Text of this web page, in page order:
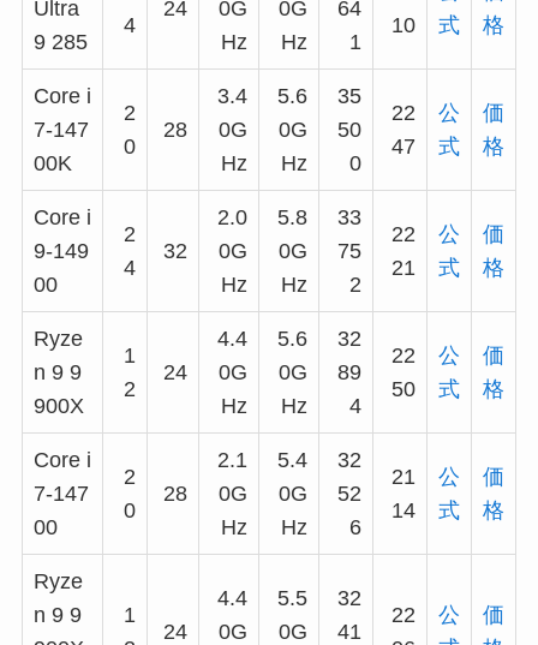
Ultra
9 285
4
24
0G
Hz
0G
Hz
64
1
10
式
格
Core i
7-147
00K
2
0
28
3.4
0G
Hz
5.6
0G
Hz
35
50
0
22
47
公
式
価
格
Core i
9-149
00
2
4
32
2.0
0G
Hz
5.8
0G
Hz
33
75
2
22
21
公
式
価
格
Ryze
n 9 9
900X
1
2
24
4.4
0G
Hz
5.6
0G
Hz
32
89
4
22
50
公
式
価
格
Core i
7-147
00
2
0
28
2.1
0G
Hz
5.4
0G
Hz
32
52
6
21
14
公
式
価
格
Ryze
n 9 9
1
24
4.4
0G
5.5
0G
32
41
22
公
価